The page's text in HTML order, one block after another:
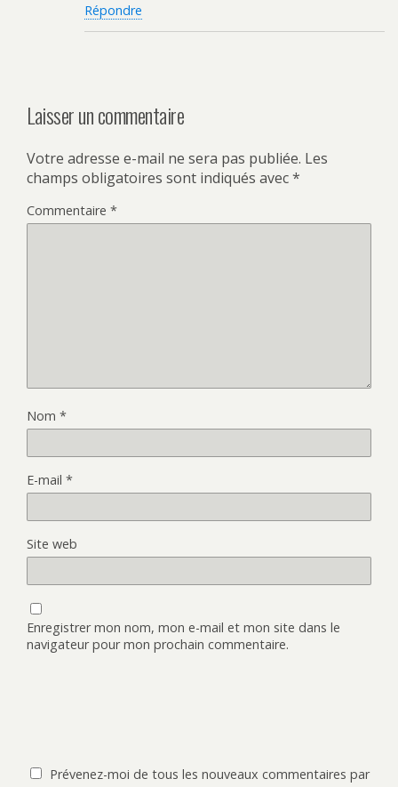
Répondre
Laisser un commentaire
Votre adresse e-mail ne sera pas publiée. Les
champs obligatoires sont indiqués avec*
Commentaire *
Nom *
E-mail *
Site web
Enregistrer mon nom, mon e-mail et mon site dans le
navigateur pour mon prochain commentaire.
Prévenez-moi de tous les nouveaux commentaires par